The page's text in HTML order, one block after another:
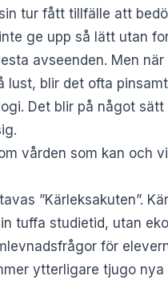
tur fått tillfälle att
ge upp så lätt utan
avseenden. Men
lust, blir det ofta
Det blir på något
vården som kan och
”Kärleksakuten”.
tuffa studietid, utan
för
ytterligare tjugo